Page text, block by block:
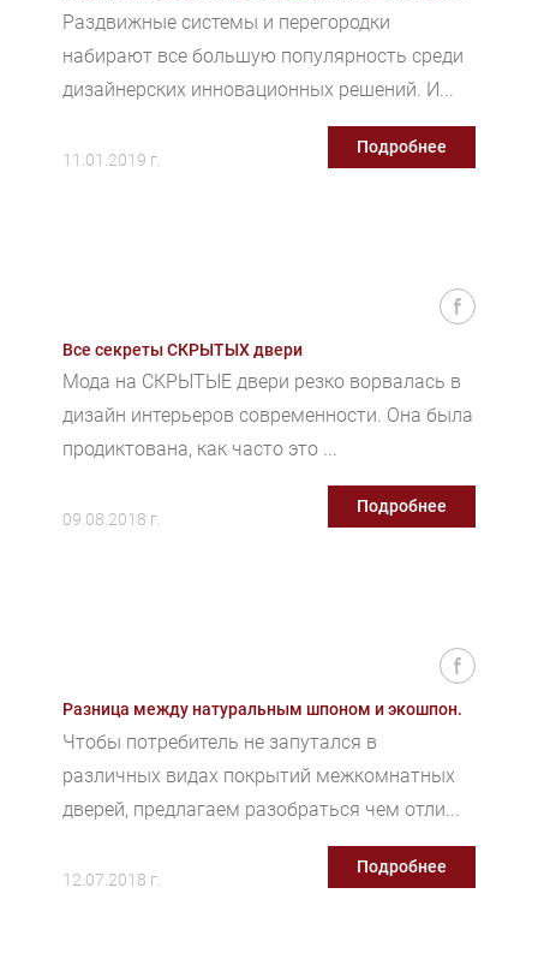
Раздвижные системы и перегородки
набирают все большую популярность среди
дизайнерских инновационных решений. И...
11.01.2019 г.
Подробнее
Все секреты СКРЫТЫХ двери
Мода на СКРЫТЫЕ двери резко ворвалась в
дизайн интерьеров современности. Она была
продиктована, как часто это ...
09.08.2018 г.
Подробнее
Разница между натуральным шпоном и экошпон.
Чтобы потребитель не запутался в
различных видах покрытий межкомнатных
дверей, предлагаем разобраться чем отли...
12.07.2018 г.
Подробнее